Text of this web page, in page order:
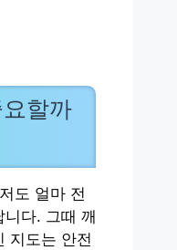
할까
도 얼마 전
다. 그때 깨
지도는 안전